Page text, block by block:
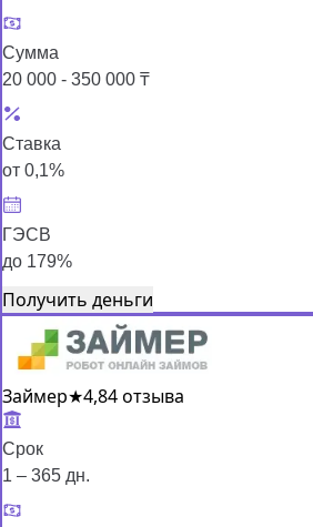
Сумма
20 000 - 350 000 ₸
Ставка
от 0,1%
ГЭСВ
до 179%
Получить деньги
Займер★4,84 отзыва
Срок
1 – 365 дн.